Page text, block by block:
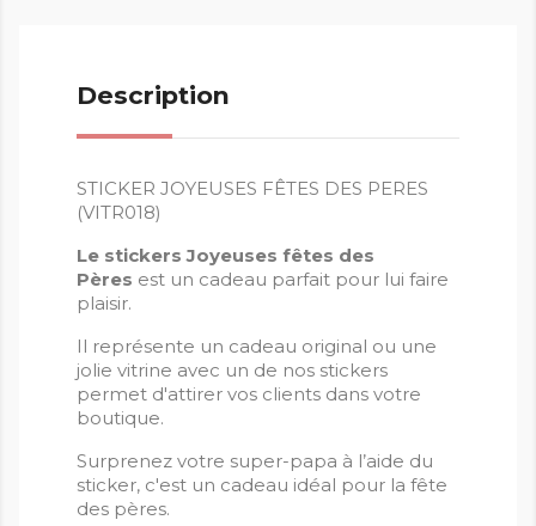
Description
STICKER JOYEUSES FÊTES DES PERES
(VITR018)
Le stickers Joyeuses fêtes des
Pères est un cadeau parfait pour lui faire
plaisir.
Il représente un cadeau original ou une
jolie vitrine avec un de nos stickers
permet d'attirer vos clients dans votre
boutique.
Surprenez votre super-papa à l’aide du
sticker, c'est un cadeau idéal pour la fête
des pères.